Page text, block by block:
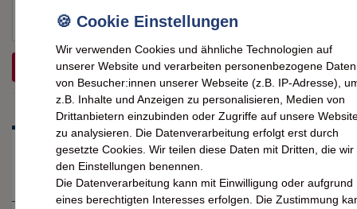
Rezensionstext
REZENSION SENDEN
Wir verwenden Cookies und ähnliche Technologien auf
unserer Website und verarbeiten personenbezogene Daten
von Besucher:innen unserer Webseite (z.B. IP-Adresse),
z.B. Inhalte und Anzeigen zu personalisieren, Medien von
Drittanbietern einzubinden oder Zugriffe auf unsere
zu analysieren. Die Datenverarbeitung erfolgt erst durch
gesetzte Cookies. Wir teilen diese Daten mit Dritten, die wir
den Einstellungen benennen.
Die Datenverarbeitung kann mit Einwilligung oder aufgrund
eines berechtigten Interesses erfolgen. Die Zustimmung